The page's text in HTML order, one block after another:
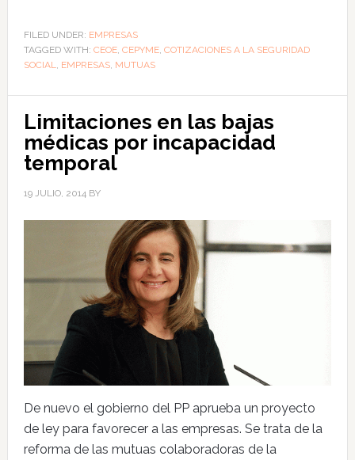
FILED UNDER: EMPRESAS
TAGGED WITH: CEOE, CEPYME, COTIZACIONES A LA SEGURIDAD
SOCIAL
EMPRESAS, MUTUAS
Limitaciones en las bajas
médicas por incapacidad
temporal
19 JULIO, 2014 BY
De nuevo el gobierno del PP aprueba un proyecto
de ley para favorecer a las empresas. Se trata de la
reforma de las mutuas colaboradoras de la